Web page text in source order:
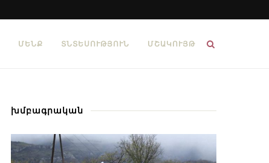
ՄԵՆՔ ՏՆՏԵՍՈՒԹՅՈՒՆ ՄՇԱԿՈՒՅԹ
խմբագրական